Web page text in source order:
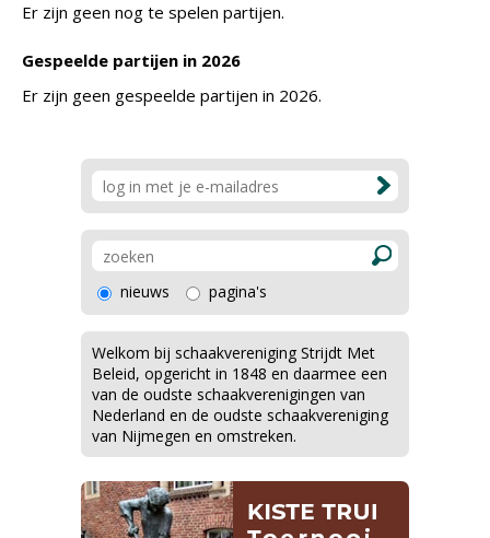
Er zijn geen nog te spelen partijen.
Gespeelde partijen in 2026
Er zijn geen gespeelde partijen in 2026.
nieuws pagina's
Welkom bij schaakvereniging Strijdt Met
Beleid, opgericht in 1848 en daarmee een
van de oudste schaakverenigingen van
Nederland en de oudste schaakvereniging
van Nijmegen en omstreken.